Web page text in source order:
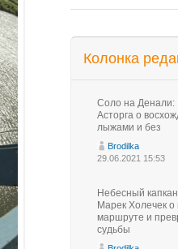
Колонка
Соло на Денали:
Асторга о
лыжами и без
Brodilka
29.06.2021 15:53
Небесный
Марек Холечек о
маршруте и
судьбы